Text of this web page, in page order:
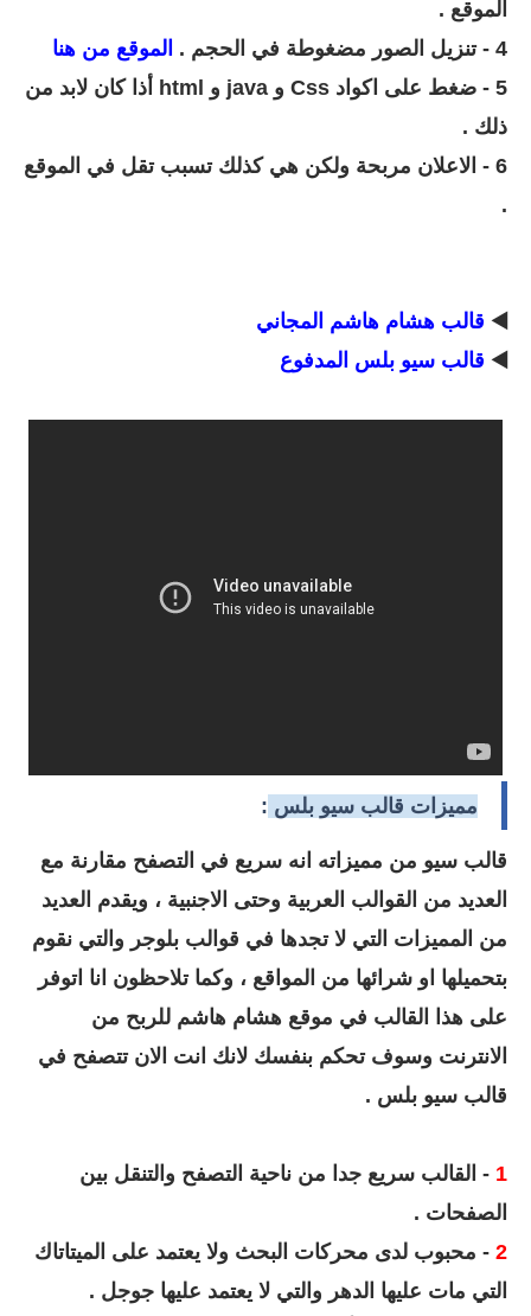
الموقع .
4 - تنزيل الصور مضغوطة في الحجم .
الموقع من هنا
5 - ضغط على اكواد
Css و java و html أذا كان لابد من
ذلك .
6 - الاعلان مربحة ولكن هي كذلك تسبب تقل في الموقع
.
◀️ قالب هشام هاشم المجاني
◀️ قالب سيو بلس المدفوع
مميزات قالب سيو بلس :
قالب سيو من مميزاته انه سريع في التصفح مقارنة مع
العديد من القوالب العربية وحتى الاجنبية ، ويقدم العديد
من المميزات التي لا تجدها في قوالب بلوجر والتي نقوم
بتحميلها او شرائها من المواقع ، وكما تلاحظون انا اتوفر
على هذا القالب في موقع هشام هاشم للربح من
الانترنت وسوف تحكم بنفسك لانك انت الان تتصفح في
قالب سيو بلس .
1 - القالب سريع جدا من ناحية التصفح والتنقل بين
الصفحات .
2 - محبوب لدى محركات البحث ولا يعتمد على الميتاتاك
التي مات عليها الدهر والتي لا يعتمد عليها جوجل .